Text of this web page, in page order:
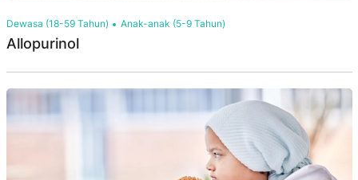
Dewasa (18-59 Tahun) Anak-anak (5-9 Tahun)
Allopurinol